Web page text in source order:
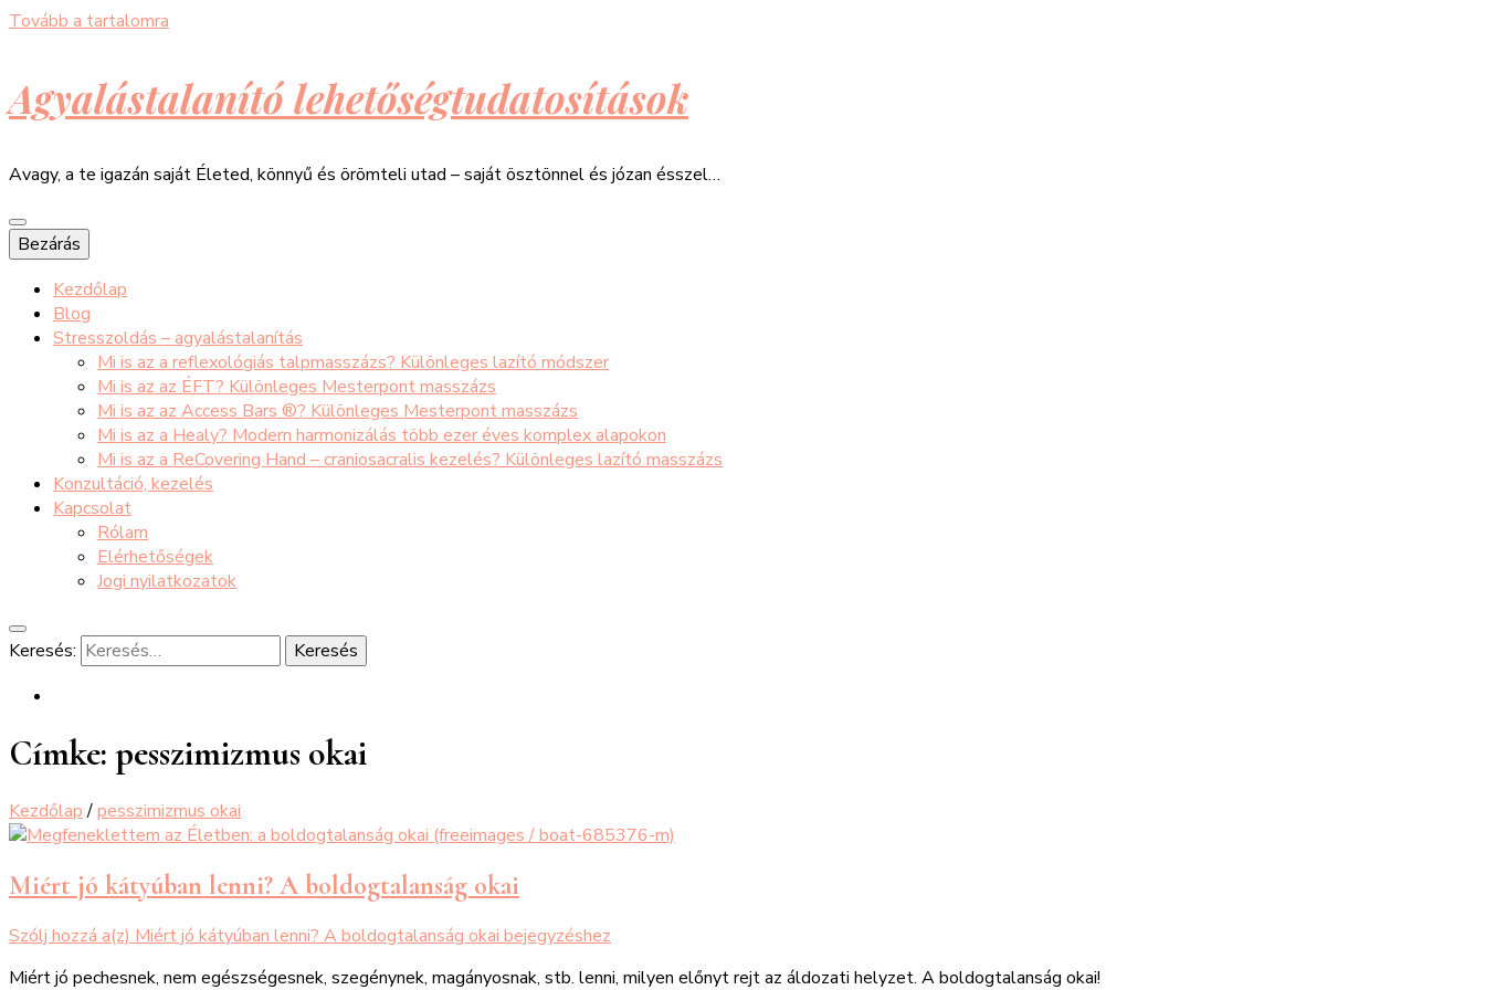
Tovább a tartalomra
Agyalástalanító lehetőségtudatosítások
Avagy, a te igazán saját Életed, könnyű és örömteli utad – saját ösztönnel és józan ésszel…
Bezárás
Kezdőlap
Blog
Stresszoldás – agyalástalanítás
Mi is az a reflexológiás talpmasszázs? Különleges lazító módszer
Mi is az az ÉFT? Különleges Mesterpont masszázs
Mi is az az Access Bars ®? Különleges Mesterpont masszázs
Mi is az a Healy? Modern harmonizálás több ezer éves komplex alapokon
Mi is az a ReCovering Hand – craniosacralis kezelés? Különleges lazító masszázs
Konzultáció, kezelés
Kapcsolat
Rólam
Elérhetőségek
Jogi nyilatkozatok
Keresés:
Címke: pesszimizmus okai
Kezdőlap /pesszimizmus okai
Miért jó kátyúban lenni? A boldogtalanság okai
Szólj hozzá a(z) Miért jó kátyúban lenni? A boldogtalanság okai bejegyzéshez
Miért jó pechesnek, nem egészségesnek, szegénynek, magányosnak, stb. lenni, milyen előnyt rejt az áldozati helyzet. A boldogtalanság okai!